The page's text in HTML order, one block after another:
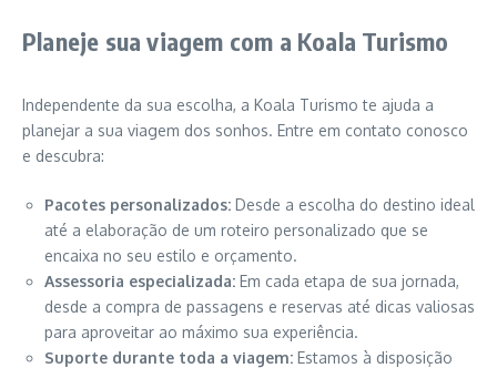
Planeje sua viagem com a Koala Turismo
Independente da sua escolha, a Koala Turismo te ajuda a
planejar a sua viagem dos sonhos. Entre em contato conosco
e descubra:
Pacotes personalizados: Desde a escolha do destino ideal
até a elaboração de um roteiro personalizado que se
encaixa no seu estilo e orçamento.
Assessoria especializada: Em cada etapa de sua jornada,
desde a compra de passagens e reservas até dicas valiosas
para aproveitar ao máximo sua experiência.
Suporte durante toda a viagem: Estamos à disposição